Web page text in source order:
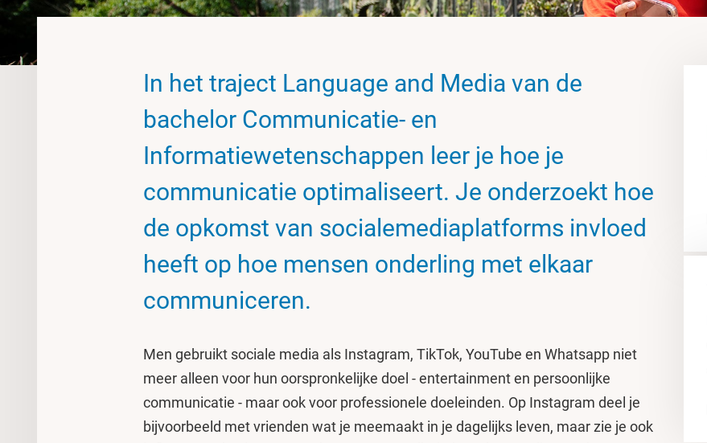
In het traject Language and Media van de
bachelor Communicatie- en
Informatiewetenschappen leer je hoe je
communicatie optimaliseert. Je onderzoekt hoe
de opkomst van socialemediaplatforms invloed
heeft op hoe mensen onderling met elkaar
communiceren.
Men gebruikt sociale media als Instagram, TikTok, YouTube en Whatsapp niet
meer alleen voor hun oorspronkelijke doel - entertainment en persoonlijke
communicatie - maar ook voor professionele doeleinden. Op Instagram deel je
bijvoorbeeld met vrienden wat je meemaakt in je dagelijks leven, maar zie je ook